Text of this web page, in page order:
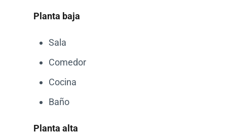
Planta baja
Sala
Comedor
Cocina
Baño
Planta alta